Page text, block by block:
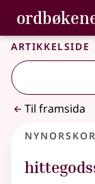
Gå til
Tilgjenge
Bokmålsordboka og
Artikkelside
Til framsida